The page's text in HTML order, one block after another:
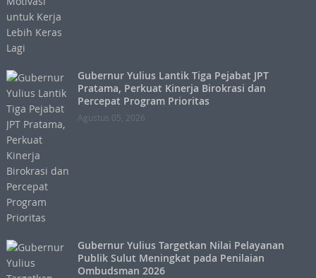
Gubernur Yulius Lantik Tiga Pejabat JPT
Pratama, Perkuat Kinerja Birokrasi dan
Percepat Program Prioritas
Agustus 05, 2026
Gubernur Yulius Targetkan Nilai Pelayanan
Publik Sulut Meningkat pada Penilaian
Ombudsman 2026